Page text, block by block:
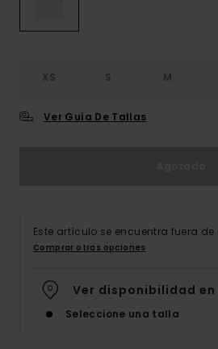
XS S M
Ver Guía De Tallas
Este artículo se encuentra fuera de
Comprar otras opciones
Ver disponibilidad
Seleccione una talla